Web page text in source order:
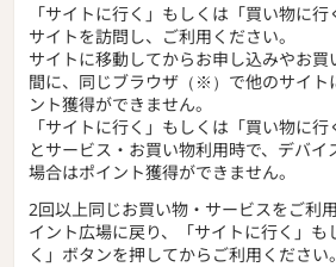
「サイトに行く」もしくは「買い物に
サイトを訪問し、ご利用ください。
サイトに移動してからお申し込みやお買
間に、同じブラウザ（※）で他のサイト
ント獲得ができません。
「サイトに行く」もしくは「買い物に
とサービス・お買い物利用時で、デバイ
場合はポイント獲得ができません。
2回以上同じお買い物・サービスをご利
イント広場に戻り、「サイトに行く」も
く」ボタンを押してからご利用ください。